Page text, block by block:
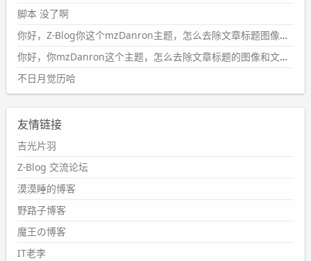
wdssmq
2024-09-15 10:32:07
#PubWordVSCode 内 git 操作卡住的时候没办法主动取消
一直是个痛点，一般都是推送或拉取，今天连提交都卡
了。。
wdssmq
2024-09-11 08:45:43
#PubWord
然后天凉了，为了应对踢被子买了睡袋，不知道 1.2 米会不
会略窄。。
wdssmq
2024-09-09 19:43:00
#PubWord
表，21 年 11 月底发现 B 站上线了这部，直到前几天才看
完，还是分两次看的。。接下来有五项是 2019 年的，都是
电影 —— 略长的待办列表。。
脚本 没了啊
你好，Z-Blog你这个mzDanron主题，怎么去除文章标题图像和文章摘要，仅显示标题，感谢回复！
你好，你mzDanron这个主题，怎么去除文章标题的图像和文章摘要！仅显示标题，感谢回复解决！
不日月觉历哈
友情链接
吉光片羽
Z-Blog 交流论坛
漠漠睡的博客
野路子博客
魔王の博客
IT老李